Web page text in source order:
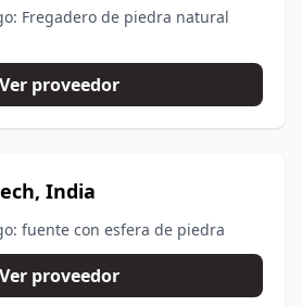
Fregadero de piedra natural
Ver proveedor
India
fuente con esfera de piedra
Ver proveedor